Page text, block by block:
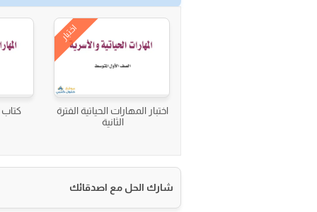
اختبار
اختبار المهارات الحياتية الفترة
الثانية
كتاب
شارك الحل مع اصدقائك